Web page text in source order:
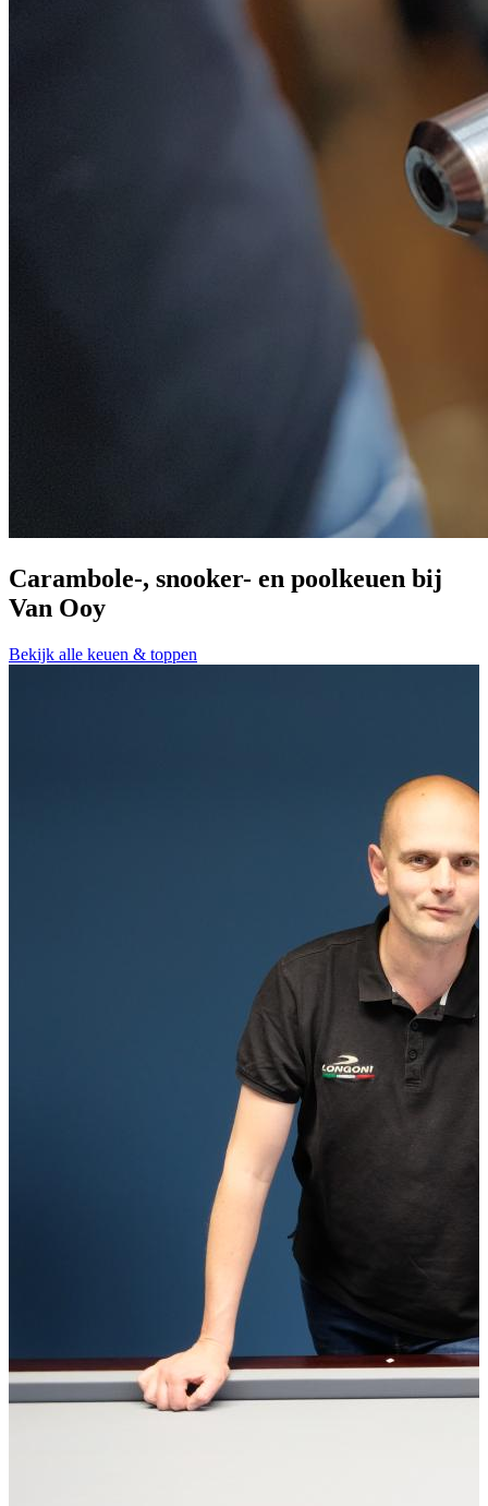
Carambole-, snooker- en poolkeuen bij
Van Ooy
Bekijk alle keuen & toppen